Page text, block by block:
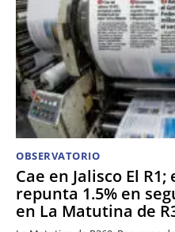
OBSERVATORIO
Cae en Jalisco El
repunta 1.5% en
en La Matutina de